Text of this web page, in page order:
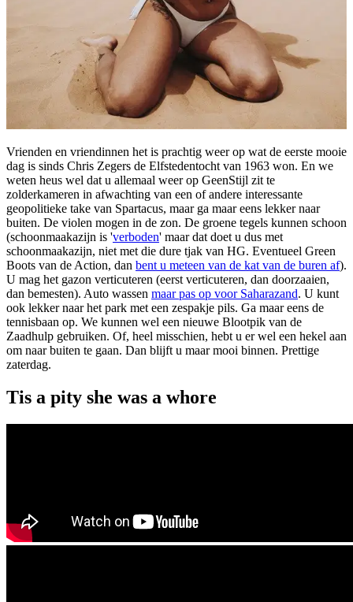
Vrienden en vriendinnen het is prachtig weer op wat de eerste mooie
dag is sinds Chris Zegers de Elfstedentocht van 1963 won. En we
weten heus wel dat u allemaal weer op GeenStijl zit te
zolderkameren in afwachting van een of andere interessante
geopolitieke take van Spartacus, maar ga maar eens lekker naar
buiten. De violen mogen in de zon. De groene tegels kunnen schoon
(schoonmaakazijn is 'verboden' maar dat doet u dus met
schoonmaakazijn, niet met die dure tjak van HG. Eventueel Green
Boots van de Action, dan bent u meteen van de kat van de buren af).
U mag het gazon verticuteren (eerst verticuteren, dan doorzaaien,
dan bemesten). Auto wassen maar pas op voor Saharazand. U kunt
ook lekker naar het park met een zespakje pils. Ga maar eens de
tennisbaan op. We kunnen wel een nieuwe Blootpik van de
Zaadhulp gebruiken. Of, heel misschien, hebt u er wel een hekel aan
om naar buiten te gaan. Dan blijft u maar mooi binnen. Prettige
zaterdag.
Tis a pity she was a whore